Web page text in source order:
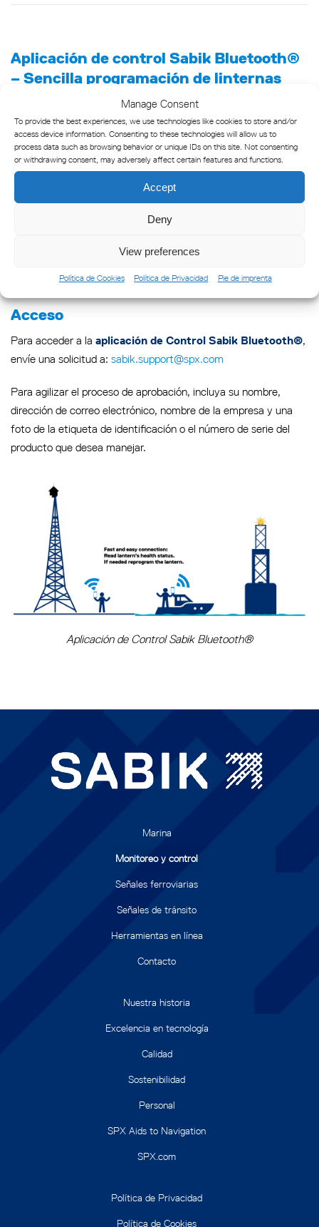
Manage Consent
To provide the best experiences, we use technologies like cookies to store and/or
access device information. Consenting to these technologies will allow us to
process data such as browsing behavior or unique IDs on this site. Not consenting
or withdrawing consent, may adversely affect certain features and functions.
Accept
Deny
View preferences
Política de Cookies Política de Privacidad Pie de imprenta
Aplicación de control Sabik Bluetooth®
– Sencilla programación de linternas
La aplicación Sabik Bluetooth® Control es una potente
herramienta para programar y controlar linternas marinas
desde una distancia de hasta 50 metros. Con esta aplicación
móvil, podrá revisar segura y fácilmente el estado de las
linternas directamente desde su embarcación o muelle, sin
necesidad de subirse a los equipos. Sólo tiene que utilizar su
smartphone con la aplicación para un control cómodo y
Acceso
Para acceder a la aplicación de Control Sabik Bluetooth®,
envíe una solicitud a: sabik.support@spx.com
Para agilizar el proceso de aprobación, incluya su nombre,
dirección de correo electrónico, nombre de la empresa y una
foto de la etiqueta de identificación o el número de serie del
producto que desea manejar.
Aplicación de Control Sabik Bluetooth®
Marina
Monitoreo y control
Señales ferroviarias
Señales de tránsito
Herramientas en línea
Contacto
Nuestra historia
Excelencia en tecnología
Calidad
Sostenibilidad
Personal
SPX Aids to Navigation
SPX.com
Política de Privacidad
Política de Cookies